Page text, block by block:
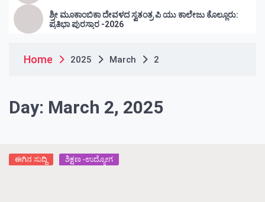
ಶ್ರೀ ಮೂಕಾಂಬಿಕಾ ದೇವಳದ ಸ್ವತಂತ್ರ ಪಿ ಯು ಕಾಲೇಜು ಕೊಲ್ಲೂರು:
ಪ್ರತಿಭಾ ಪುರಸ್ಕಾರ -2026
Home 2025 March 2
Day: March 2, 2025
ಈಗಿನ ಸುದ್ದಿ ಶಿಕ್ಷಣ -ಉದ್ಯೋಗ